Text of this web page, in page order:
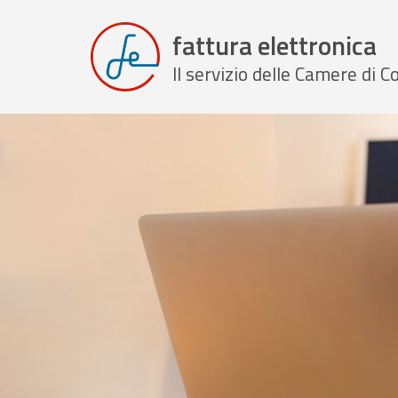
fattura elettronica
Il servizio delle Camere di